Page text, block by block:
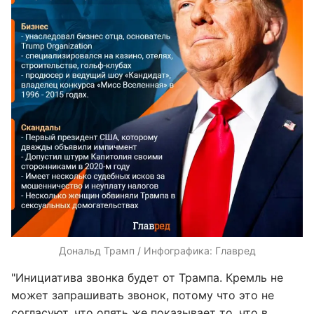
Дональд Трамп / Инфографика: Главред
"Инициатива звонка будет от Трампа. Кремль не
может запрашивать звонок, потому что это не